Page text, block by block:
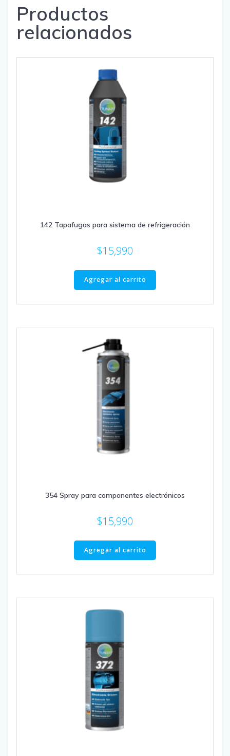
Productos
relacionados
142 Tapafugas para sistema de refrigeración
$15,990
Agregar al carrito
354 Spray para componentes electrónicos
$15,990
Agregar al carrito